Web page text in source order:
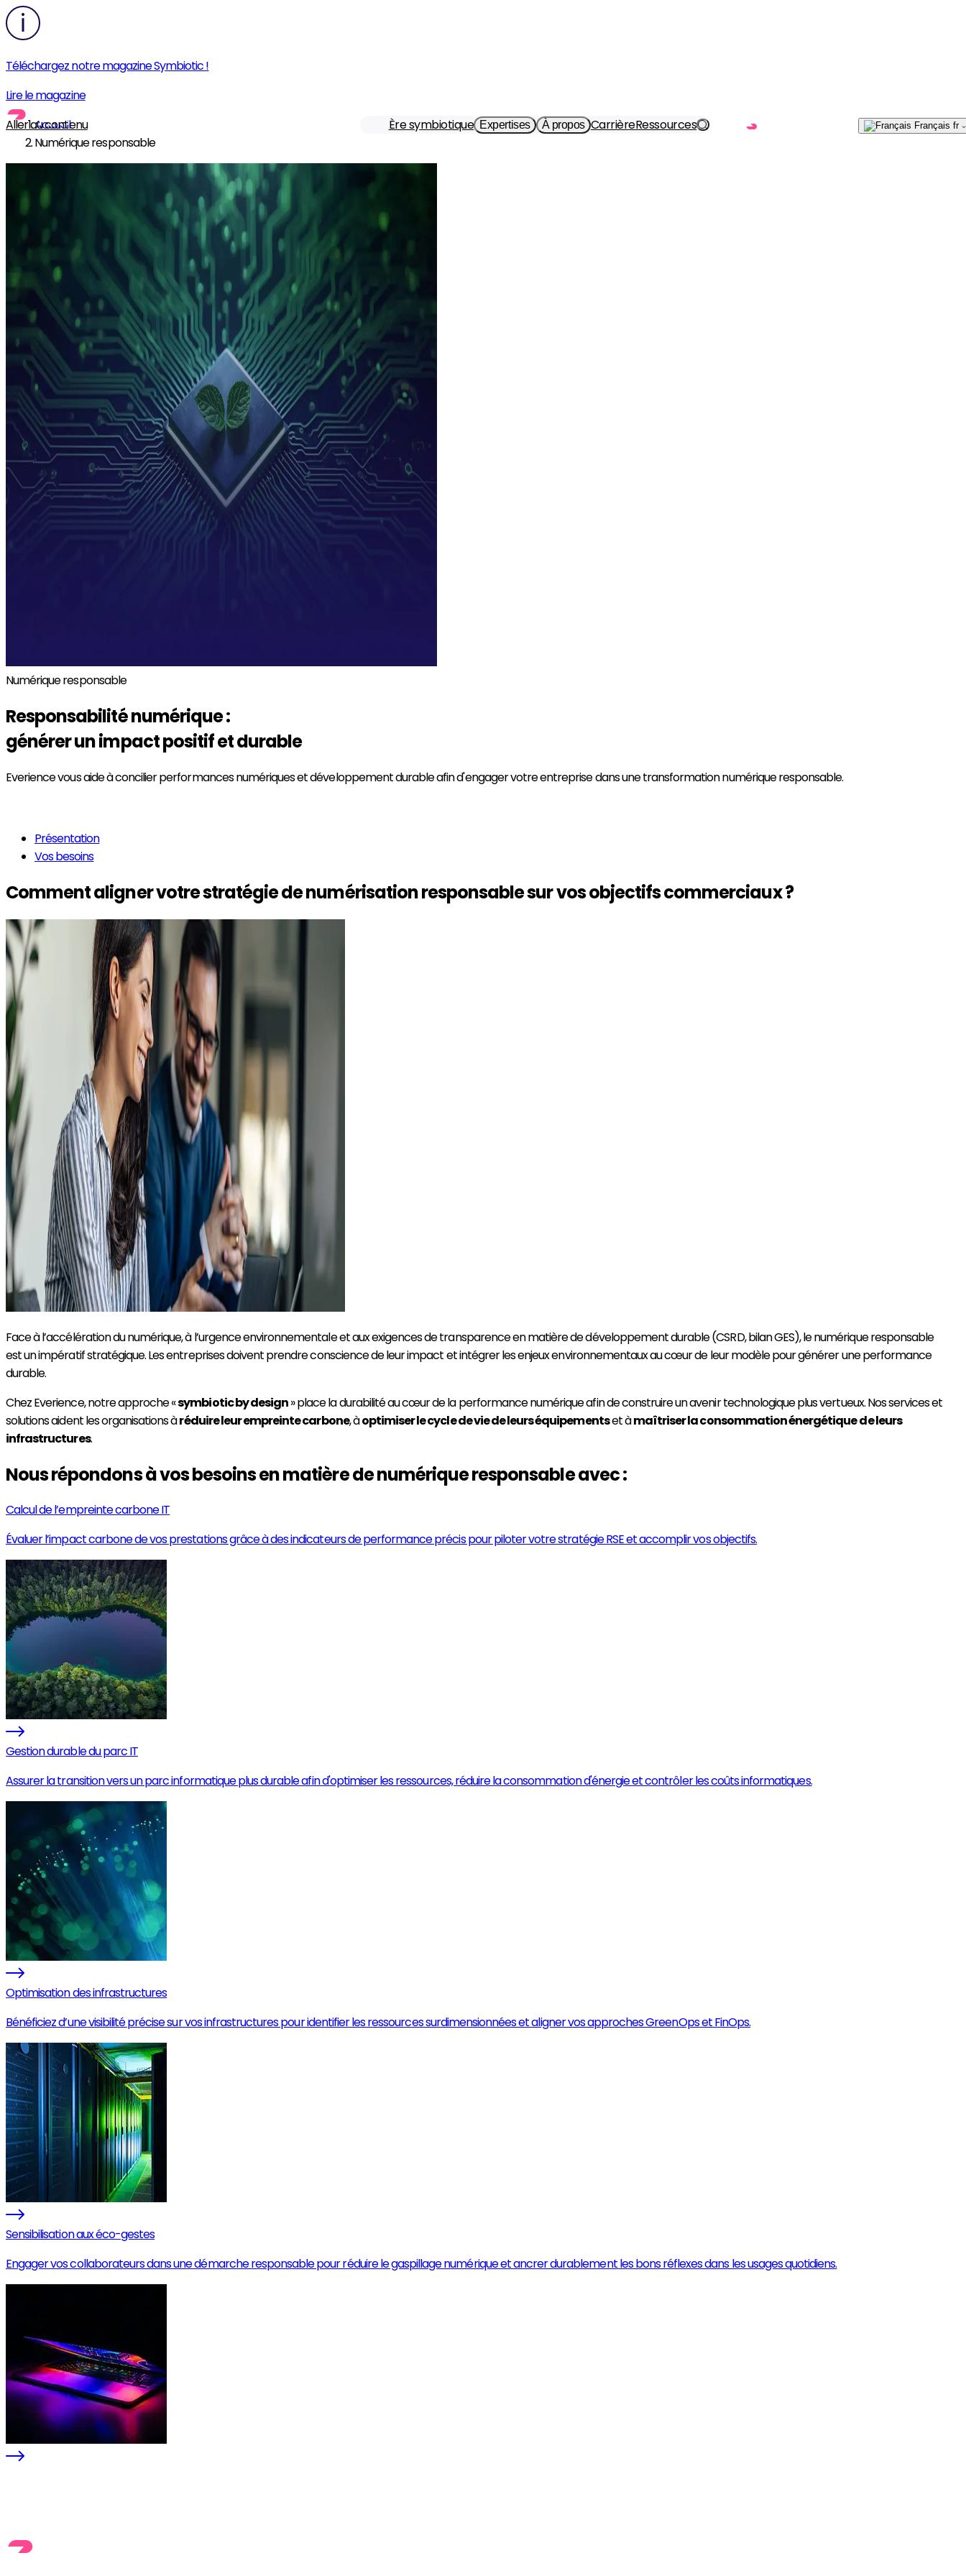
Téléchargez notre magazine Symbiotic !
Lire le magazine
Aller au contenu
Ère symbiotique Expertises À propos CarrièreRessources
Écrivez-
Français fr
Accueil
Numérique responsable
Numérique responsable
Responsabilité numérique:
générer un impact positif et durable
Everience vous aide à concilier performances numériques et développement durable afin d'engager votre entreprise dans une transformation numérique responsable.
Présentation
Vos besoins
Comment aligner votre stratégie de numérisation responsable sur vosobjectifs commerciaux?
Face à l’accélération du numérique, à l’urgence environnementale et aux exigences de transparence en matière de développement durable (CSRD, bilan GES), le numérique responsable
est un impératif stratégique. Les entreprises doivent prendre conscience de leur impact et intégrer les enjeux environnementaux au cœur de leur modèle pour générer une performance
durable.
Chez Everience, notre approche «symbiotic by design» place la durabilité au cœur de la performance numérique afin de construire un avenir technologique plus vertueux. Nos services et
solutions aident les organisations àréduire leur empreinte carbone, àoptimiser le cycle de vie de leurs équipementset àmaîtriser la consommation énergétiquede leurs
infrastructures.
Nous répondons à vos besoins en matière de numérique responsable avec :
Calcul de l’empreinte carbone IT
Évaluer l’impact carbone de vos prestations grâce à des indicateurs de performance précis pour piloter votre stratégie RSE et accomplir vos objectifs.
Gestion durable du parc IT
Assurer la transition vers un parc informatique plus durable afin d'optimiser les ressources, réduire la consommation d'énergie et contrôler les coûts informatiques.
Optimisation des infrastructures
Bénéficiez d’une visibilité précise sur vos infrastructures pour identifier les ressources surdimensionnées et aligner vos approches GreenOps et FinOps.
Sensibilisation aux éco-gestes
Engager vos collaborateurs dans une démarche responsable pour réduire le gaspillage numérique et ancrer durablement les bons réflexes dans les usages quotidiens.